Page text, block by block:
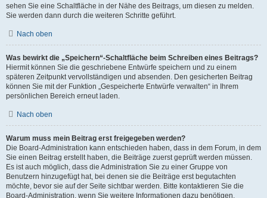
sehen Sie eine Schaltfläche in der Nähe des Beitrags, um diesen zu melden.
Sie werden dann durch die weiteren Schritte geführt.
Nach oben
Was bewirkt die „Speichern“-Schaltfläche beim Schreiben eines Beitrags?
Hiermit können Sie die geschriebene Entwürfe speichern und zu einem
späteren Zeitpunkt vervollständigen und absenden. Den gesicherten Beitrag
können Sie mit der Funktion „Gespeicherte Entwürfe verwalten“ in Ihrem
persönlichen Bereich erneut laden.
Nach oben
Warum muss mein Beitrag erst freigegeben werden?
Die Board-Administration kann entschieden haben, dass in dem Forum, in dem
Sie einen Beitrag erstellt haben, die Beiträge zuerst geprüft werden müssen.
Es ist auch möglich, dass die Administration Sie zu einer Gruppe von
Benutzern hinzugefügt hat, bei denen sie die Beiträge erst begutachten
möchte, bevor sie auf der Seite sichtbar werden. Bitte kontaktieren Sie die
Board-Administration, wenn Sie weitere Informationen dazu benötigen.